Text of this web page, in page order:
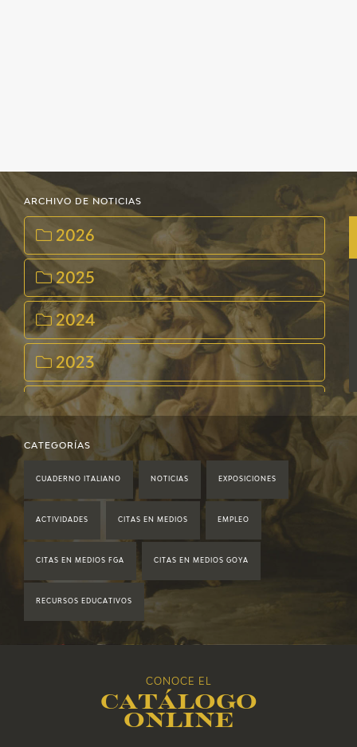
ARCHIVO DE NOTICIAS
2026
2025
2024
2023
2022
2021
2017
CATEGORÍAS
CUADERNO ITALIANO NOTICIAS EXPOSICIONES
ACTIVIDADES CITAS EN MEDIOS EMPLEO
CITAS EN MEDIOS FGA CITAS EN MEDIOS GOYA
RECURSOS EDUCATIVOS
CONOCE EL
Catálogo
online